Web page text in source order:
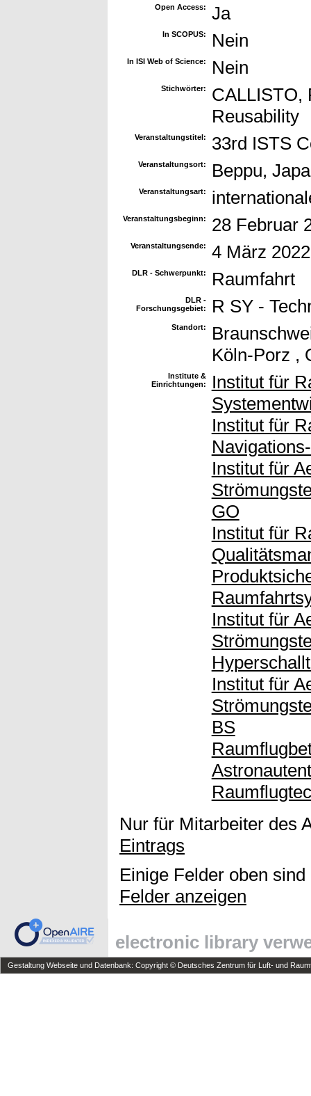
Open Access: Ja
In SCOPUS: Nein
In ISI Web of Science: Nein
Stichwörter:
CALLISTO,
Reusability
Veranstaltungstitel: 33rd ISTS
Veranstaltungsort: Beppu,
Veranstaltungsart:
Veranstaltungsbeginn: 28 Februar
Veranstaltungsende: 4 März 2022
DLR - Schwerpunkt: Raumfahrt
DLR -
Forschungsgebiet:
R SY -
Standort:
Köln-Porz ,
Institute &
Einrichtungen:
Institut für
Institut für
Institut für
GO
Institut für
Institut für
Institut für
BS
Nur für Mitarbeiter des
Eintrags
Einige Felder oben
Felder anzeigen
electronic library
Gestaltung Webseite und Datenbank: Copyright © Deutsches Zentrum für Luft- und